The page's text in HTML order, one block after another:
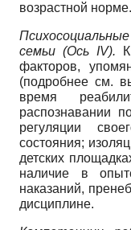
возрастной норме.
семьи (Ось IV).
факторов,
(подробнее см.
время
распознавании
регуляции
состояния;
детских
наличие в
наказаний,
дисциплине.